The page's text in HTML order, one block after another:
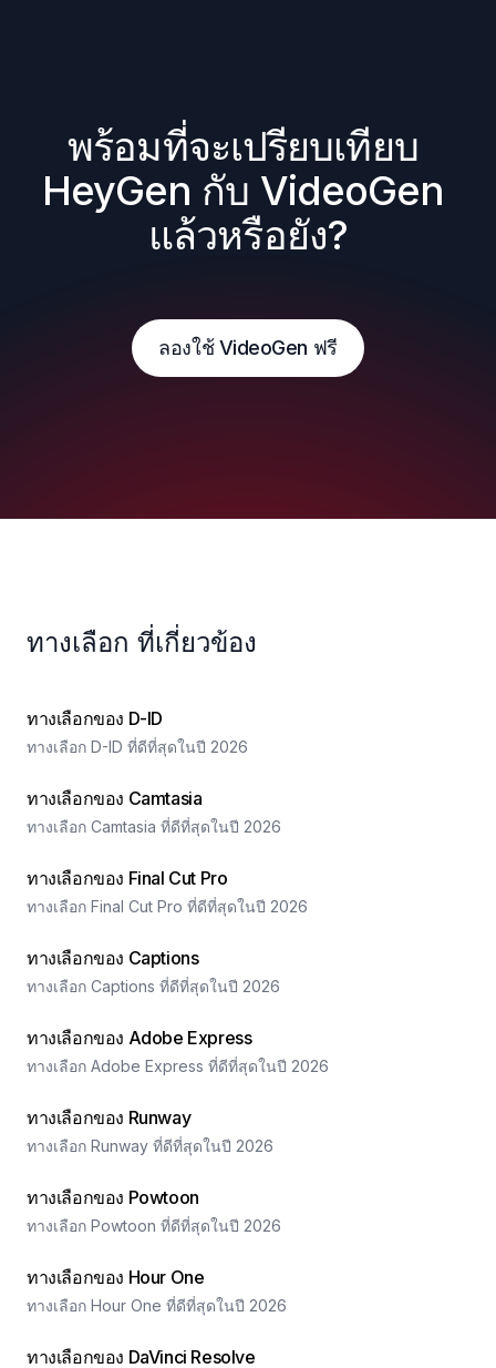
พร้อมที่จะเปรียบเทียบ
HeyGen กับ VideoGen
แล้วหรือยัง?
ลองใช้ VideoGen ฟรี
ทางเลือก ที่เกี่ยวข้อง
ทางเลือกของ D-ID
ทางเลือก D-ID ที่ดีที่สุดในปี 2026
ทางเลือกของ Camtasia
ทางเลือก Camtasia ที่ดีที่สุดในปี 2026
ทางเลือกของ Final Cut Pro
ทางเลือก Final Cut Pro ที่ดีที่สุดในปี 2026
ทางเลือกของ Captions
ทางเลือก Captions ที่ดีที่สุดในปี 2026
ทางเลือกของ Adobe Express
ทางเลือก Adobe Express ที่ดีที่สุดในปี 2026
ทางเลือกของ Runway
ทางเลือก Runway ที่ดีที่สุดในปี 2026
ทางเลือกของ Powtoon
ทางเลือก Powtoon ที่ดีที่สุดในปี 2026
ทางเลือกของ Hour One
ทางเลือก Hour One ที่ดีที่สุดในปี 2026
ทางเลือกของ DaVinci Resolve